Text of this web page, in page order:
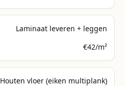
Laminaat leveren + leggen
€42/m²
Houten vloer (eiken multiplank)